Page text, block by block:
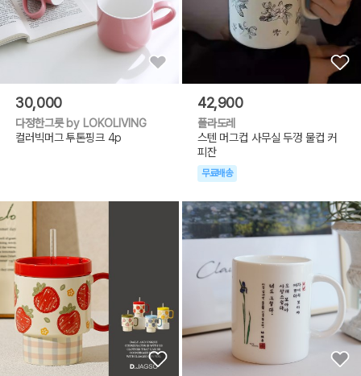
30,000
다정한그릇 by LOKOLIVING
컬러빅머그 투톤핑크 4p
42,900
폴라도레
스텐 머그컵 사무실 두껑 물컵 커
피잔
무료배송